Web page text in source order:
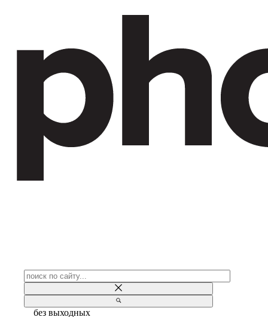
без выходных